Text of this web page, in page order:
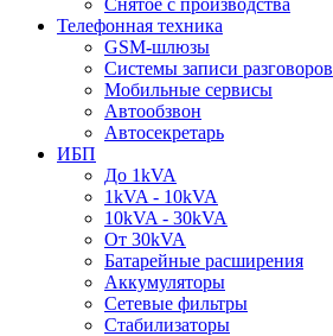
Снятое с производства
Телефонная техника
GSM-шлюзы
Системы записи разговоров
Мобильные сервисы
Автообзвон
Автосекретарь
ИБП
До 1kVA
1kVA - 10kVA
10kVA - 30kVA
От 30kVA
Батарейные расширения
Аккумуляторы
Сетевые фильтры
Стабилизаторы